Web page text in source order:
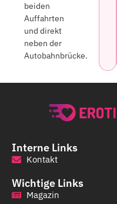
beiden
Auffahrten
und direkt
neben der
Autobahnbrücke.
Interne Links
Kontakt
Wichtige Links
Magazin